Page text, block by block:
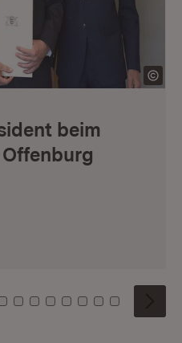
beim
3 4 5
Kachel: 6
Zu Kachel: 7
Zu Kachel: 8
Zu Kachel: 9
Zu Kachel: 10
Zu Kachel: 11
Zu Kachel: 12
Zu Kachel:
Zu